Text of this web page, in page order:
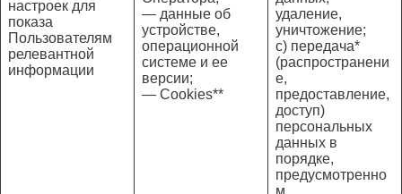
настроек для
показа
Пользователям
релевантной
информации
— данные об
устройстве,
операционной
системе и ее
версии;
— Cookies**
удаление,
уничтожение;
c) передача*
(распространени
е,
предоставление,
доступ)
персональных
данных в
порядке,
предусмотренно